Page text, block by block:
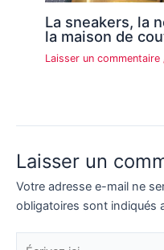
La sneakers, la
la maison de
Laisser un commentaire
Laisser un
Votre adresse e-mail ne
obligatoires sont indiqués
Écrivez